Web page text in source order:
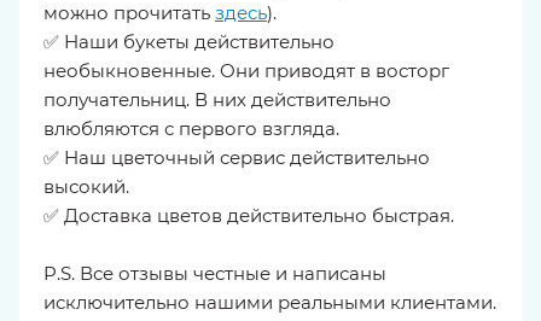
можно прочитать здесь).
✅ Наши букеты действительно
необыкновенные. Они приводят в восторг
получательниц. В них действительно
влюбляются с первого взгляда.
✅ Наш цветочный сервис действительно
высокий.
✅ Доставка цветов действительно быстрая.
P.S. Все отзывы честные и написаны
исключительно нашими реальными клиентами.